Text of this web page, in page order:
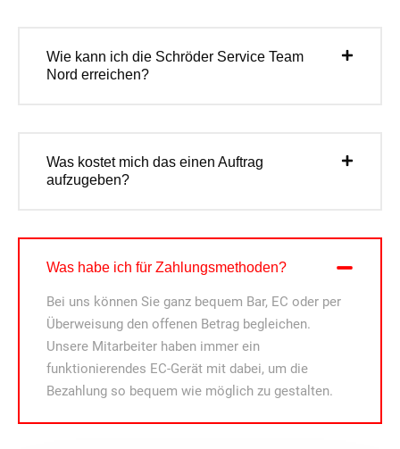
Wie kann ich die Schröder Service Team
Nord erreichen?
Was kostet mich das einen Auftrag
aufzugeben?
Was habe ich für Zahlungsmethoden?
Bei uns können Sie ganz bequem Bar, EC oder per
Überweisung den offenen Betrag begleichen.
Unsere Mitarbeiter haben immer ein
funktionierendes EC-Gerät mit dabei, um die
Bezahlung so bequem wie möglich zu gestalten.